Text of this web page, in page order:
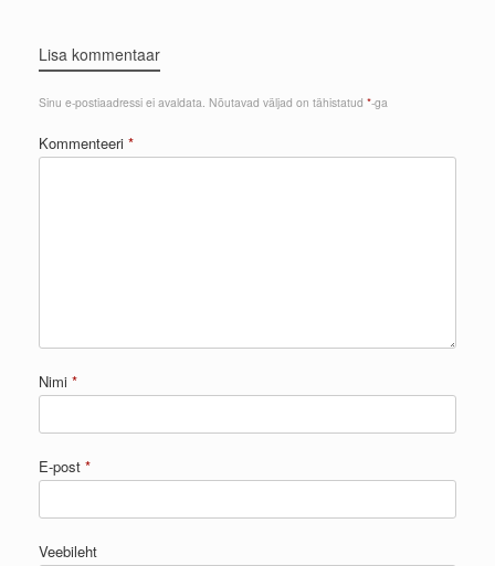
Lisa kommentaar
Sinu e-postiaadressi ei avaldata. Nõutavad väljad on tähistatud *-ga
Kommenteeri *
Nimi *
E-post *
Veebileht